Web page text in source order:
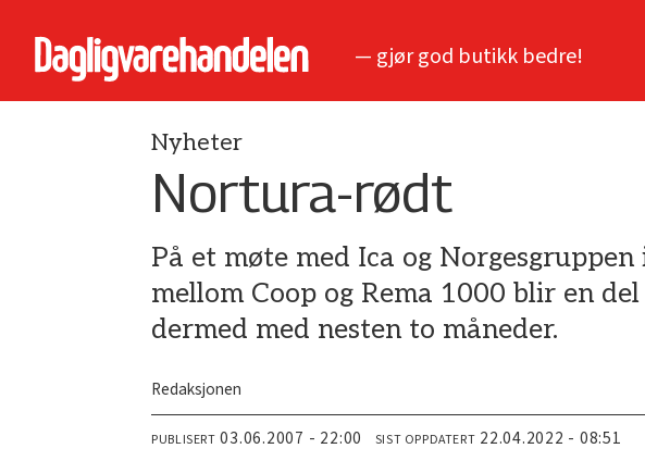
— gjør god butikk bedre!
Nyheter
Nortura-rødt
På et møte med Ica og
mellom Coop og Rema 1000 blir en
dermed med nesten to måneder.
Redaksjonen
PUBLISERT 03.06.2007 - 22:00 SIST OPPDATERT 22.04.2022 - 08:51